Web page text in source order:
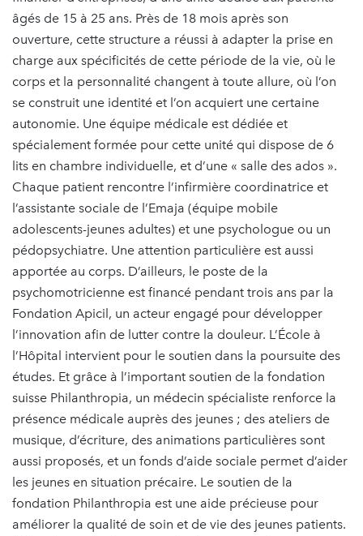
âgés de 15 à 25 ans. Près de 18 mois après son
ouverture, cette structure a réussi à adapter la prise en
charge aux spécificités de cette période de la vie, où le
corps et la personnalité changent à toute allure, où l’on
se construit une identité et l’on acquiert une certaine
autonomie. Une équipe médicale est dédiée et
spécialement formée pour cette unité qui dispose de 6
lits en chambre individuelle, et d’une « salle des ados ».
Chaque patient rencontre l’infirmière coordinatrice et
l’assistante sociale de l’Emaja (équipe mobile
adolescents-jeunes adultes) et une psychologue ou un
pédopsychiatre. Une attention particulière est aussi
apportée au corps. D’ailleurs, le poste de la
psychomotricienne est financé pendant trois ans par la
Fondation Apicil, un acteur engagé pour développer
l’innovation afin de lutter contre la douleur. L’École à
l’Hôpital intervient pour le soutien dans la poursuite des
études. Et grâce à l’important soutien de la fondation
suisse Philanthropia, un médecin spécialiste renforce la
présence médicale auprès des jeunes ; des ateliers de
musique, d’écriture, des animations particulières sont
aussi proposés, et un fonds d’aide sociale permet d’aider
les jeunes en situation précaire. Le soutien de la
fondation Philanthropia est une aide précieuse pour
améliorer la qualité de soin et de vie des jeunes patients.